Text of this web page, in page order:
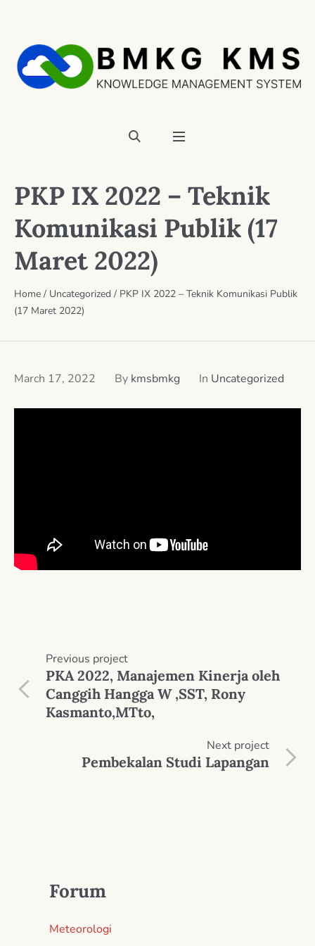
PKP IX 2022 – Teknik
Komunikasi Publik (17
Maret 2022)
Home / Uncategorized / PKP IX 2022 – Teknik Komunikasi Publik
(17 Maret 2022)
March 17, 2022 By kmsbmkg In Uncategorized
Previous project
PKA 2022, Manajemen Kinerja oleh
Canggih Hangga W ,SST, Rony
Kasmanto,MTto,
Next project
Pembekalan Studi Lapangan
Forum
Meteorologi